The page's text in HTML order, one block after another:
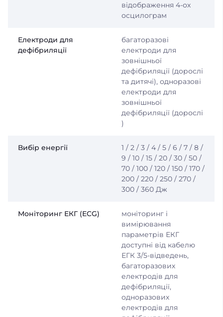
відображення 4-ох
осцилограм
Електроди для
дефібриляції
багаторазові
електроди для
зовнішньої
дефібриляції (дорослі
та дитячі), одноразові
електроди для
зовнішньої
дефібриляції (дорослі
)
Вибір енергії
1 / 2 / 3 / 4 / 5 / 6 / 7 / 8 /
9 / 10 / 15 / 20 / 30 / 50 /
70 / 100 / 120 / 150 / 170 /
200 / 220 / 250 / 270 /
300 / 360 Дж
Моніторинг ЕКГ (ECG)
моніторинг і
вимірювання
параметрів ЕКГ
доступні від кабелю
ЕГК 3/5-відведень,
багаторазових
електродів для
дефібриляції,
одноразових
електродів для